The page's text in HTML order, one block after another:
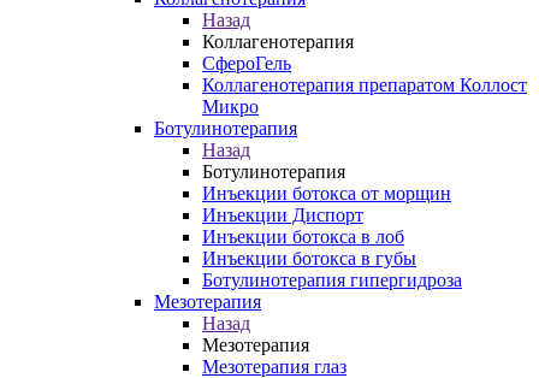
Назад
Коллагенотерапия
СфероГель
Коллагенотерапия препаратом Коллост
Микро
Ботулинотерапия
Назад
Ботулинотерапия
Инъекции ботокса от морщин
Инъекции Диспорт
Инъекции ботокса в лоб
Инъекции ботокса в губы
Ботулинотерапия гипергидроза
Мезотерапия
Назад
Мезотерапия
Мезотерапия глаз